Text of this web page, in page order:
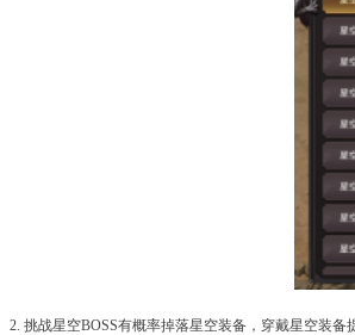
2. 挑战星空BOSS有概率掉落星空装备，穿戴星空装备